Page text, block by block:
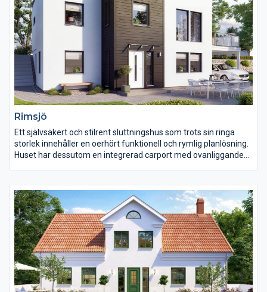
Rimsjö
Ett självsäkert och stilrent sluttningshus som trots sin ringa
storlek innehåller en oerhört funktionell och rymlig planlösning.
Huset har dessutom en integrerad carport med ovanliggande